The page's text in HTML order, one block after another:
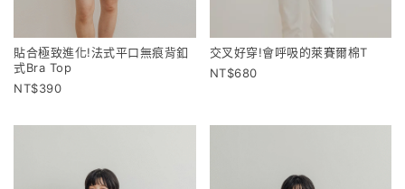
貼合極致進化!法式平口無痕背釦
式Bra Top
390
交叉好穿!會呼吸的萊賽爾棉T
680